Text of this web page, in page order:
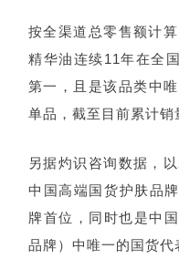
按全渠道总零售额计
精华油连续11年在全
第一，且是该品类中
单品，截至目前累计销
另据灼识咨询数据，
中国高端国货护肤品
牌首位，同时也是中
品牌）中唯一的国货代